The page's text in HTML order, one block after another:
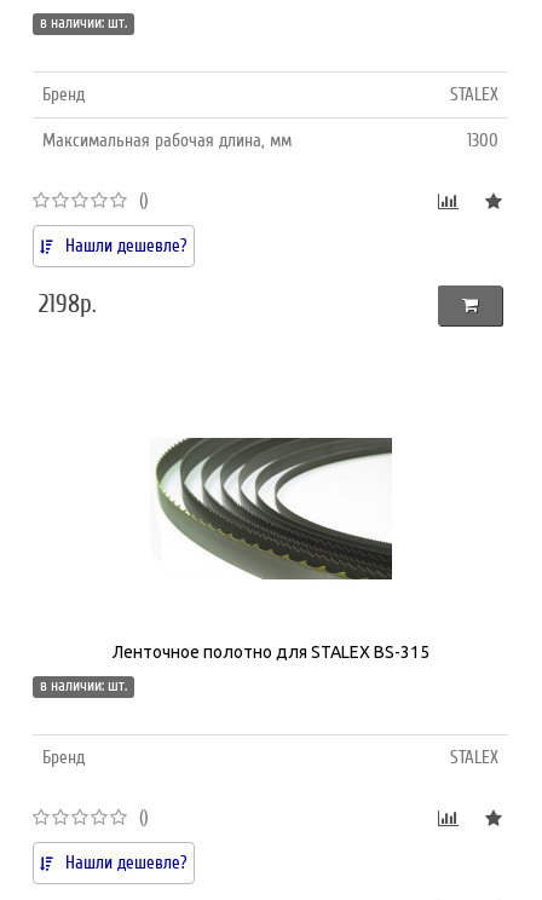
в наличии: шт.
Бренд STALEX
Максимальная рабочая длина, мм 1300
()
Нашли дешевле?
2198р.
Ленточное полотно для STALEX BS-315
в наличии: шт.
Бренд STALEX
()
Нашли дешевле?